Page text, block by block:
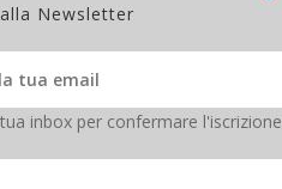
Newsletter
inbox per confermare l'iscrizione